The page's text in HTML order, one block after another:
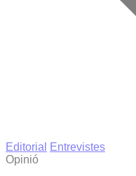
Editorial
Entrevistes
Opinió